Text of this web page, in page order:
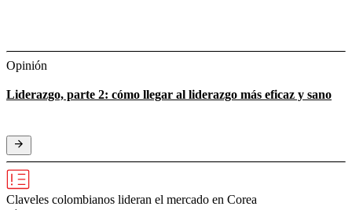
Opinión
Liderazgo, parte 2: cómo llegar al liderazgo más eficaz y sano
Claveles colombianos lideran el mercado en Corea